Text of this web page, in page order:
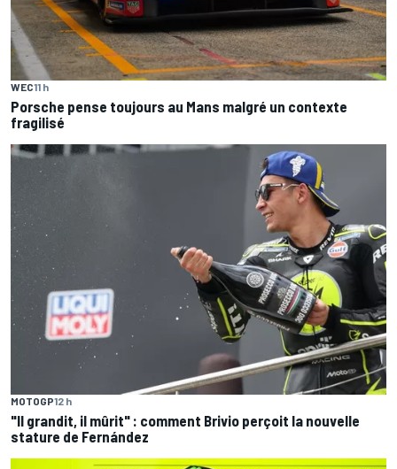
WEC11 h
Porsche pense toujours au Mans malgré un contexte
fragilisé
MOTOGP12 h
"Il grandit, il mûrit" : comment Brivio perçoit la nouvelle
stature de Fernández